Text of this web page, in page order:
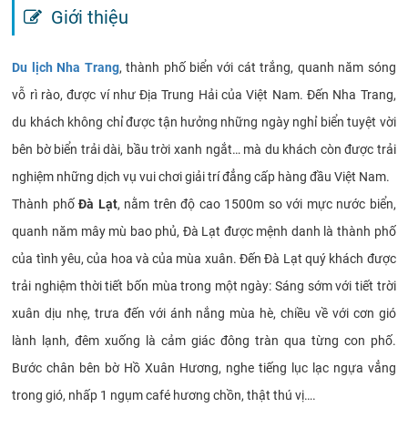
Giới thiệu
Du lịch Nha Trang, thành phố biển với cát trắng, quanh năm sóng
vỗ rì rào, được ví như Địa Trung Hải của Việt Nam. Đến Nha Trang,
du khách không chỉ được tận hưởng những ngày nghỉ biển tuyệt vời
bên bờ biển trải dài, bầu trời xanh ngắt… mà du khách còn được trải
nghiệm những dịch vụ vui chơi giải trí đẳng cấp hàng đầu Việt Nam.
Thành phốĐà Lạt, nằm trên độ cao 1500m so với mực nước biển,
quanh năm mây mù bao phủ, Đà Lạt được mệnh danh là thành phố
của tình yêu, của hoa và của mùa xuân. Đến Đà Lạt quý khách được
trải nghiệm thời tiết bốn mùa trong một ngày: Sáng sớm với tiết trời
xuân dịu nhẹ, trưa đến với ánh nắng mùa hè, chiều về với cơn gió
lành lạnh, đêm xuống là cảm giác đông tràn qua từng con phố.
Bước chân bên bờ Hồ Xuân Hương, nghe tiếng lục lạc ngựa vẳng
trong gió, nhấp 1 ngụm café hương chồn, thật thú vị….